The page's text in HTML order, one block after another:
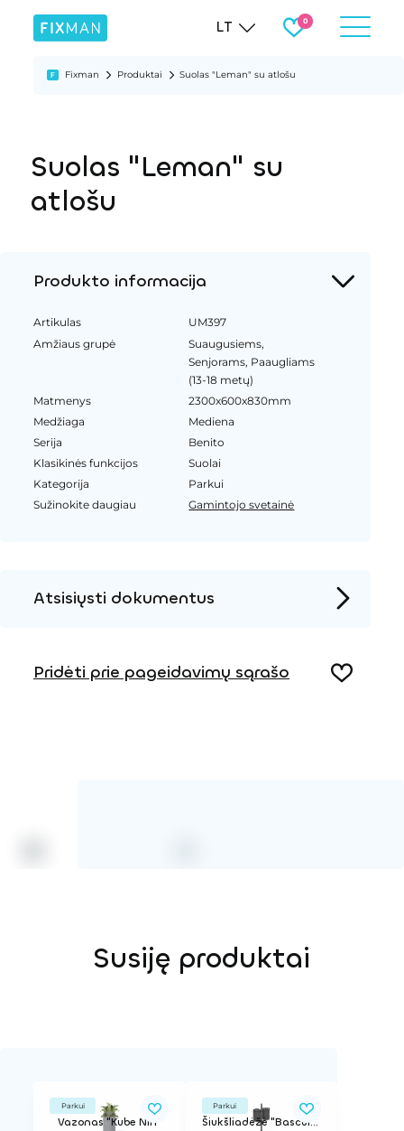
LT
Fixman Produktai Suolas "Leman" su atlošu
Suolas "Leman" su
atlošu
Produkto informacija
Artikulas
UM397
Amžiaus grupė
Suaugusiems,
Senjorams, Paaugliams
(13-18 metų)
Matmenys
2300x600x830mm
Medžiaga
Mediena
Serija
Benito
Klasikinės funkcijos
Suolai
Kategorija
Parkui
Sužinokite daugiau
Gamintojo svetainė
Atsisiųsti dokumentus
Pridėti prie pageidavimų sąrašo
Susiję produktai
Parkui
Vazonas "Kube Nin"
Parkui
Šiukšliadėžė "Basculante", dviguba